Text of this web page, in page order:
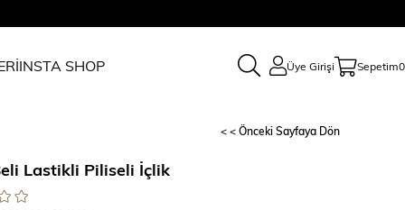
INSTA SHOP Üye Girişi Sepetim0
< < Önceki Sayfaya Dön
Lastikli Piliseli İçlik